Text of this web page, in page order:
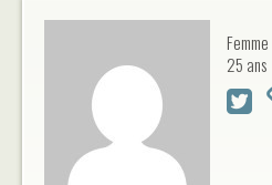
CONSEILS D’ÉCRITURES
Femme
25 ans